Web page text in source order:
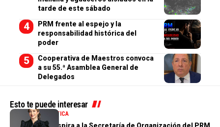
tarde de este sábado
PRM frente al espejo y la
responsabilidad histórica del
poder
Cooperativa de Maestros convoca
a su 55.ª Asamblea General de
Delegados
Esto te puede interesar
NACIONALES POLÍTICA
Gloria Reyes aspira a la Secretaría de Organización del PRM